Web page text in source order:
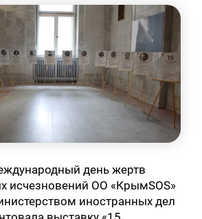
день жертв
исчезновений ОО «КрымSOS»
иностранных дел